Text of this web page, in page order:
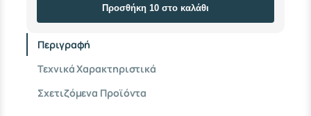
Π
Ε
Α
Προσθήκη 10 στο καλάθι
Περιγραφή
Τεχνικά Χαρακτηριστικά
Σχετιζόμενα Προϊόντα